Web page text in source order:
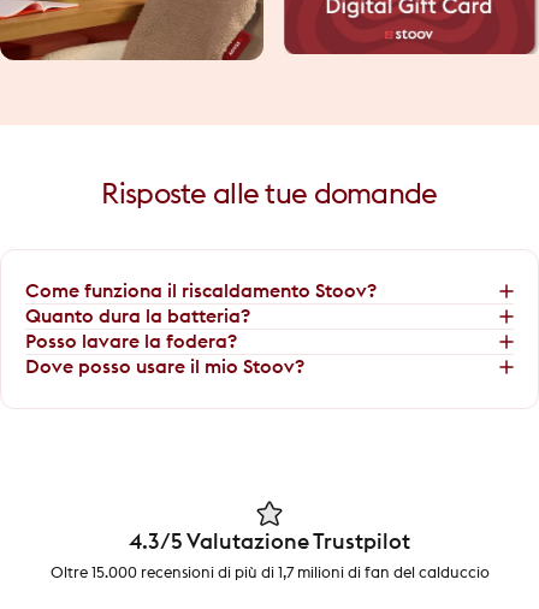
Risposte alle tue domande
Come funziona il riscaldamento Stoov?
Quanto dura la batteria?
Posso lavare la fodera?
Dove posso usare il mio Stoov?
4.3/5 Valutazione Trustpilot
Oltre 15.000 recensioni di più di 1,7 milioni di fan del calduccio